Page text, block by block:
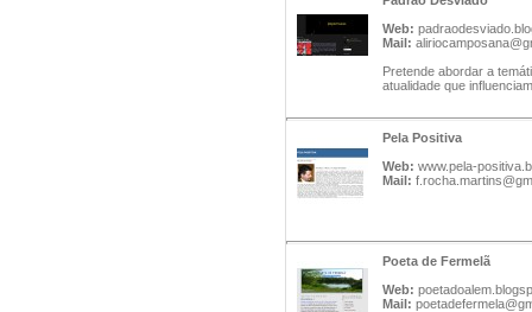
Web:
Mail:
Pretende abordar a
atualidade que
Pela Positiva
Web: www.pela-
Mail:
Poeta de Fermelã
Web:
Mail: